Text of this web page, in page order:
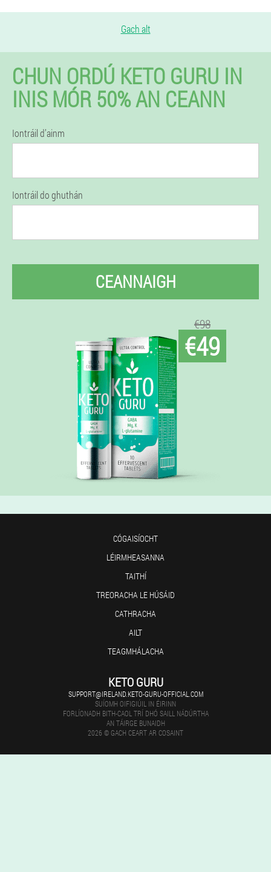
Gach alt
CHUN ORDÚ KETO GURU IN
INIS MÓR 50% AN CEANN
Iontráil d’ainm
Iontráil do ghuthán
CEANNAIGH
€98
€49
CÓGAISÍOCHT
LÉIRMHEASANNA
TAITHÍ
TREORACHA LE HÚSÁID
CATHRACHA
AILT
TEAGMHÁLACHA
KETO GURU
SUPPORT@IRELAND.KETO-GURU-OFFICIAL.COM
SUÍOMH OIFIGIÚIL IN ÉIRINN
FORLÍONADH BITH-CAOL TRÍ DHÓ SAILL NÁDÚRTHA
AN TÁIRGE BUNAIDH
2026 © GACH CEART AR COSAINT